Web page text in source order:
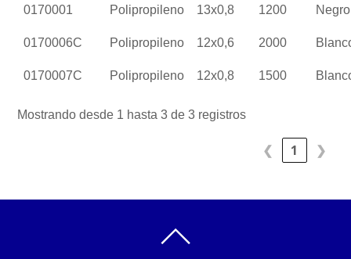
0170001 Polipropileno 13x0,8 1200 Negro
0170006C Polipropileno 12x0,6 2000
0170007C Polipropileno 12x0,8 1500
Mostrando desde 1 hasta 3 de 3 registros
❮ 1 ❯